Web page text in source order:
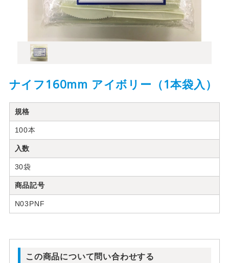
ナイフ160mm アイボリー（1本袋入）
規格
100本
入数
30袋
商品記号
N03PNF
この商品について問い合わせする